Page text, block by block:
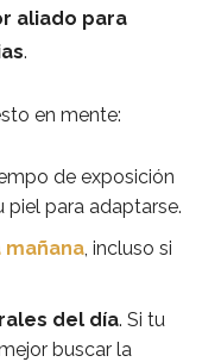
aliado para
.
en mente:
de exposición
para adaptarse.
, incluso si
del día. Si tu
buscar la